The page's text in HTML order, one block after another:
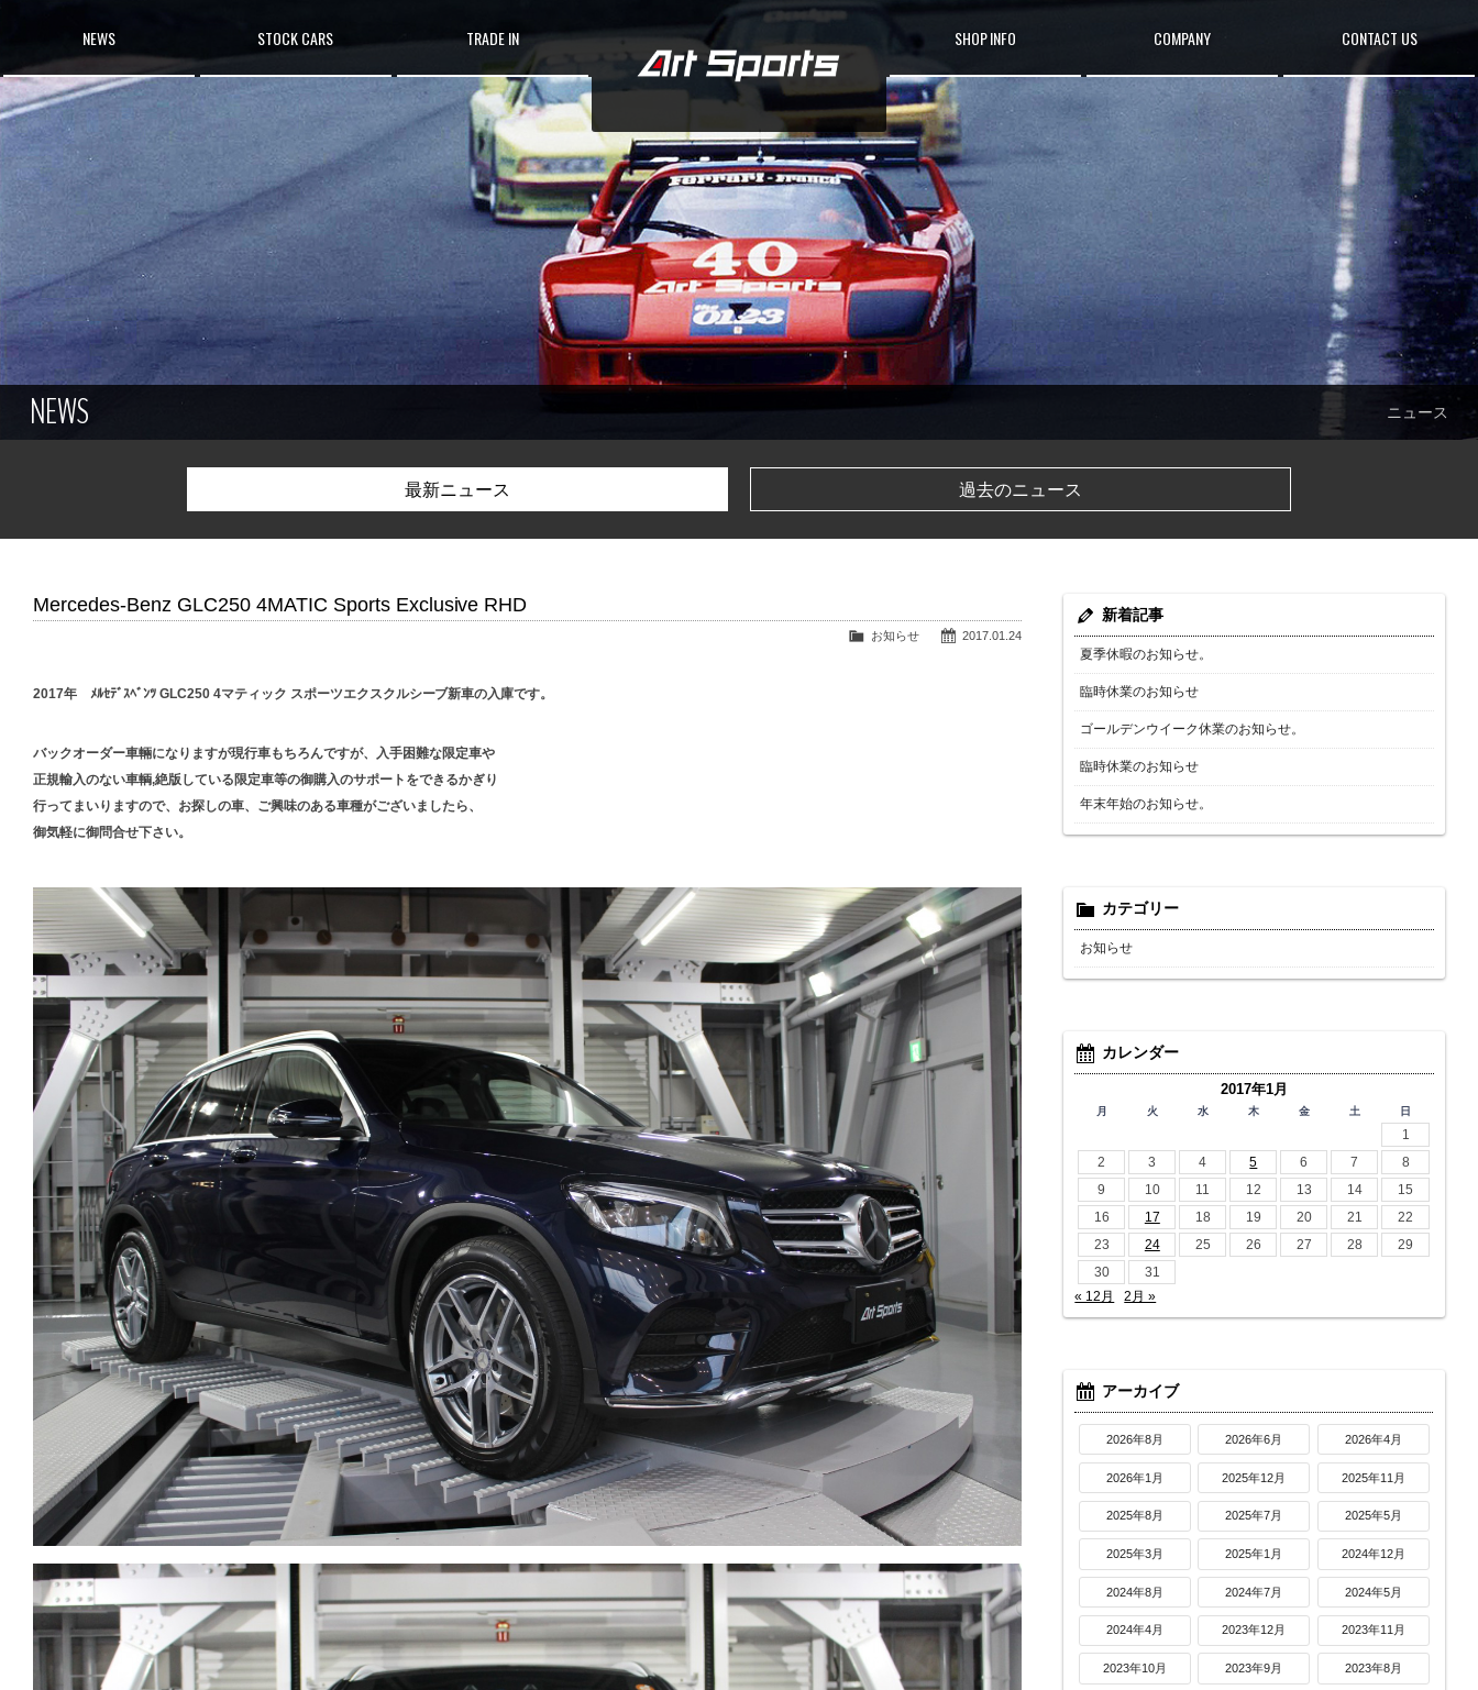
NEWS STOCK CARS TRADE IN SHOP INFO COMPANY CONTACT US
NEWS ニュース
最新ニュース 過去のニュース
Mercedes-Benz GLC250 4MATIC Sports Exclusive RHD
2017.01.24
お知らせ
2017年 ﾒﾙｾﾃﾞｽﾍﾞﾝﾂ GLC250 4マティック スポーツエクスクルシーブ新車の入庫です。
バックオーダー車輛になりますが現行車もちろんですが、入手困難な限定車や
正規輸入のない車輌,絶版している限定車等の御購入のサポートをできるかぎり
行ってまいりますので、お探しの車、ご興味のある車種がございましたら、
御気軽に御問合せ下さい。
新着記事
夏季休暇のお知らせ。
臨時休業のお知らせ
ゴールデンウイーク休業のお知らせ。
臨時休業のお知らせ
年末年始のお知らせ。
カテゴリー
お知らせ
カレンダー
2017年1月
月 火 水 木 金 土 日
1
2
3 4 5 6 7
8
9
10 11 12 13 14
15
16
17 18 19 20 21
22
23
24 25 26 27 28
29
30
31
« 12月
2月 »
アーカイブ
2026年8月 2026年6月 2026年4月
2026年1月 2025年12月 2025年11月
2025年8月 2025年7月 2025年5月
2025年3月 2025年1月 2024年12月
2024年8月 2024年7月 2024年5月
2024年4月 2023年12月 2023年11月
2023年10月 2023年9月 2023年8月